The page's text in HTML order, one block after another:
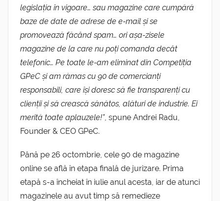
legislația în vigoare… sau magazine care cumpără
baze de date de adrese de e-mail și se
promovează făcând spam… ori așa-zisele
magazine de la care nu poți comanda decât
telefonic… Pe toate le-am eliminat din Competiția
GPeC și am rămas cu 90 de comercianți
responsabili, care își doresc să fie transparenți cu
clienții și să crească sănătos, alături de industrie. Ei
merită toate aplauzele!”, spune Andrei Radu,
Founder & CEO GPeC.
Până pe 26 octombrie, cele 90 de magazine
online se află în etapa finală de jurizare. Prima
etapă s-a încheiat în iulie anul acesta, iar de atunci
magazinele au avut timp să remedieze